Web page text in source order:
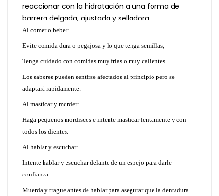
reaccionar con la hidratación a una forma de
barrera delgada, ajustada y selladora.
Al comer o beber:
Evite comida dura o pegajosa y lo que tenga semillas,
Tenga cuidado con comidas muy frías o muy calientes
Los sabores pueden sentirse afectados al principio pero se
adaptará rapidamente.
Al masticar y morder:
Haga pequeños mordiscos e intente masticar lentamente y con
todos los dientes.
Al hablar y escuchar:
Intente hablar y escuchar delante de un espejo para darle
confianza.
Muerda y trague antes de hablar para asegurar que la dentadura